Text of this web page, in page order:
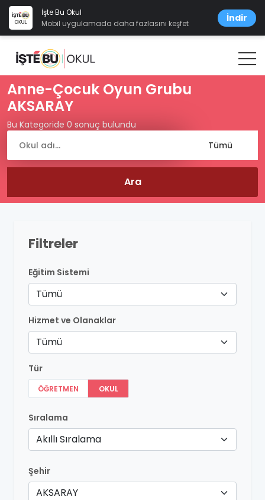
İşte Bu Okul
Mobil uygulamada daha fazlasını keşfet
İndir
Anne-Çocuk Oyun Grubu
AKSARAY
Bu Kategoride 0 sonuç bulundu
Filtreler
Eğitim Sistemi
Tümü
Hizmet ve Olanaklar
Tümü
Tür
ÖĞRETMEN OKUL
Sıralama
Akıllı Sıralama
Şehir
AKSARAY